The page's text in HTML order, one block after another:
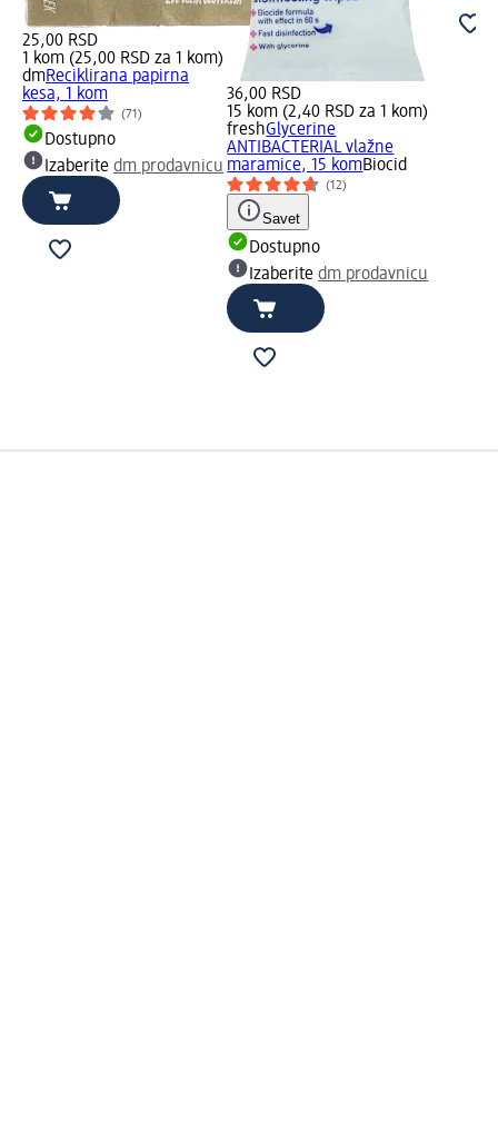
25,00 RSD
1 kom (25,00 RSD za 1 kom)
dmReciklirana papirna
kesa, 1 kom
(71)
Dostupno
Izaberite dm prodavnicu
36,00 RSD
15 kom (2,40 RSD za 1 kom)
freshGlycerine
ANTIBACTERIAL vlažne
maramice, 15 komBiocid
(12)
Savet
Dostupno
Izaberitedm prodavnicu